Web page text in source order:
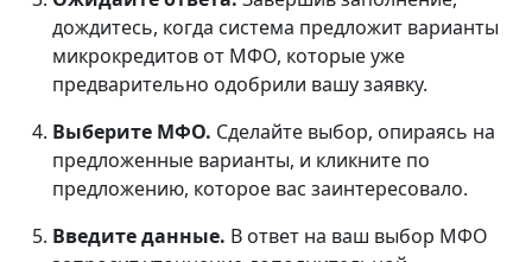
дождитесь, когда система предложит варианты
микрокредитов от МФО, которые уже
предварительно одобрили вашу заявку.
Выберите МФО. Сделайте выбор, опираясь на
предложенные варианты, и кликните по
предложению, которое вас заинтересовало.
Введите данные. В ответ на ваш выбор МФО